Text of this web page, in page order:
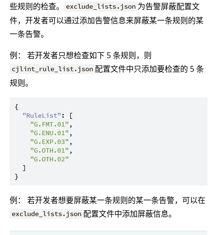
些规则的检查。
exclude_lists.json 为告警屏蔽配置文
件，开发者可以通过添加告警信息来屏蔽某一条规则的某
一条告警。
例： 若开发者只想检查如下 5 条规则，则
cjlint_rule_list.json 配置文件中只添加要检查的 5 条
规则。
{
"RuleList" :
[
"G.FMT.01" ,
"G.ENU.01" ,
"G.EXP.03" ,
"G.OTH.01" ,
"G.OTH.02"
]
}
例： 若开发者想要屏蔽某一条规则的某一条告警，可以在
exclude_lists.json 配置文件中添加屏蔽信息。